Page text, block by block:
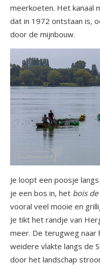
meerkoeten. Het kanaal
dat in 1972 ontstaan is,
door de mijnbouw.
Je loopt een poosje
je een bos in, het bois
vooral veel mooie en
Je tikt het randje van
meer. De terugweg
weidere vlakte langs de
door het landschap